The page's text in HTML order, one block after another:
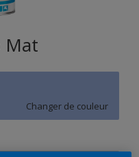
Mat
Changer de couleur